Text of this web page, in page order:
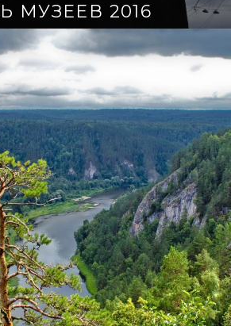
МУЗЕЕВ 2016